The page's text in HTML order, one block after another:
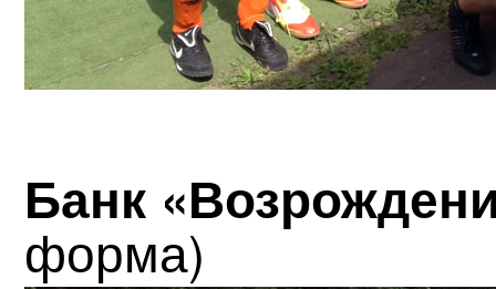
Банк
форма)